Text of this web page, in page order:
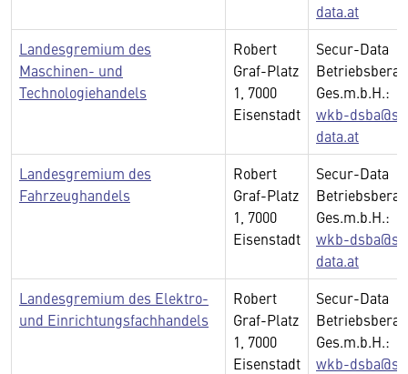
data.at
Landesgremium des
Maschinen- und
Technologiehandels
Robert
Graf-Platz
1, 7000
Eisenstadt
Secur-Data
Ges.m.b.H.:
wkb-
data.at
Landesgremium des
Fahrzeughandels
Robert
Graf-Platz
1, 7000
Eisenstadt
Secur-Data
Ges.m.b.H.:
wkb-
data.at
Landesgremium des Elektro-
und Einrichtungsfachhandels
Robert
Graf-Platz
1, 7000
Eisenstadt
Secur-Data
Ges.m.b.H.:
wkb-